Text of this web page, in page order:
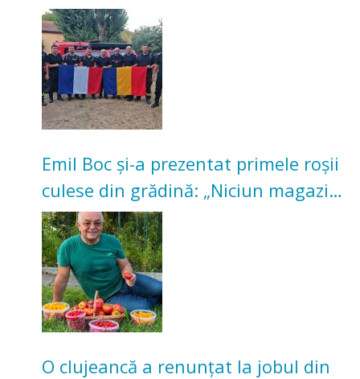
incendii de vegetație și pădure
Emil Boc și-a prezentat primele roșii
culese din grădină: „Niciun magazin
nu poate oferi această satisfacție”
O clujeancă a renunțat la jobul din